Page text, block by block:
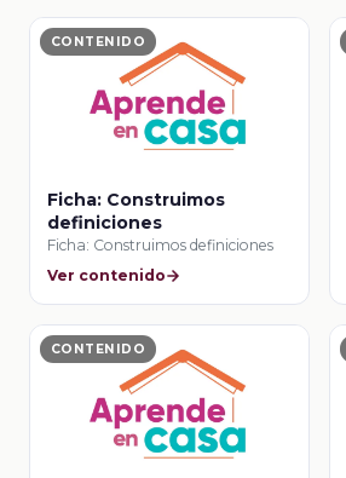
CONTENIDO
Ficha: Construimos
definiciones
Ficha: Construimos definiciones
Ver contenido
CONTENIDO